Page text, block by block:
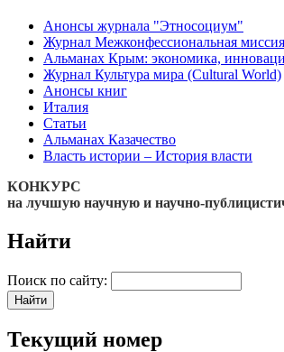
Анонсы журнала "Этносоциум"
Журнал Межконфессиональная миссия
Альманах Крым: экономика,
Журнал Культура мира (Cultural World)
Анонсы книг
Италия
Статьи
Альманах Казачество
Власть истории – История власти
КОНКУРС
на лучшую научную и научно-
Найти
Поиск по сайту:
Текущий номер